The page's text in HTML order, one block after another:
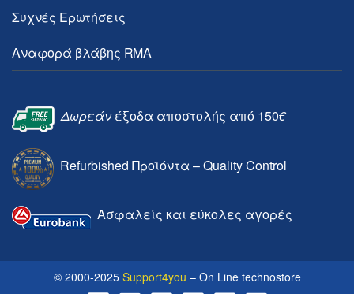
Συχνές Ερωτήσεις
Αναφορά βλάβης RMA
Δωρεάνέξοδα αποστολής από 150€
Refurbished Προϊόντα – Quality Control
Ασφαλείς και εύκολες αγορές
© 2000-2025 Support4you – On Line technostore